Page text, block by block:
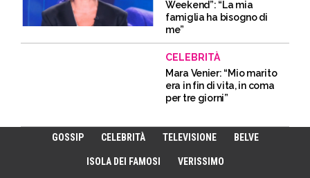
Weekend”: “La mia
famiglia ha bisogno di
me”
CELEBRITÀ
Mara Venier: “Mio marito
era in fin di vita, in coma
per tre giorni”
GOSSIP CELEBRITÀ TELEVISIONE BELVE
ISOLA DEI FAMOSI VERISSIMO